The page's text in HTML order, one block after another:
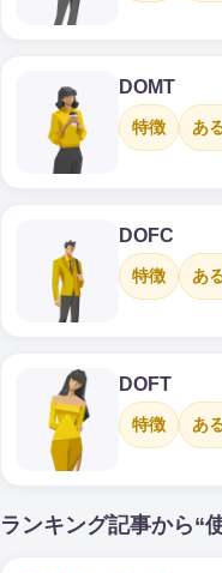
DOMT
特徴 あ
DOFC
特徴 あ
DOFT
特徴 あ
ランキング記事から“